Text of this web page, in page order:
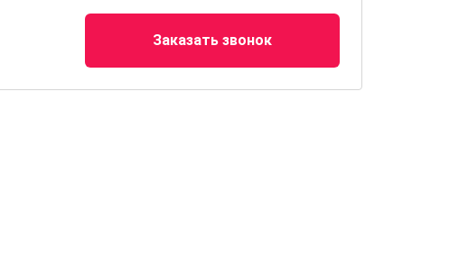
Заказать звонок